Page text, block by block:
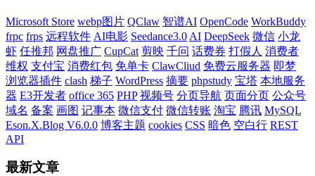
Microsoft Store webp图片 QClaw 智谱AI OpenCode WorkBuddy
frpc frps 远程软件 AI电影 Seedance3.0 AI DeepSeek 微信 小龙
虾 任推邦 网盘推广 CupCat 剪映 千问 话费券 打假人 消费者
维权 支付宝 消费红包 免单卡 ClawCliud 免费云服务器 即梦
浏览器插件 clash 梯子 WordPress 摘要 phpstudy 宝塔 本地服务
器 E3开发者 office 365 PHP 视频号 分页导航 页面分页 公众号
域名 备案 画图 记事本 微信支付 微信转账 淘宝 腾讯 MySQL
Eson.X.Blog V6.0.0 博客主题 cookies CSS 暗色 空白行 REST
API
最新文章